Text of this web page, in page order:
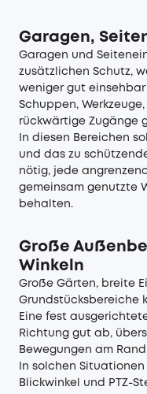
Garagen,
Garagen und
zusätzlichen Schutz,
weniger gut
Schuppen,
rückwärtige Zugänge
In diesen Bereichen
und das zu
nötig, jede
gemeinsam genutzte
behalten.
Große
Winkeln
Große Gärten, breite
Grundstücksbereiche
Eine fest
Richtung gut ab,
Bewegungen am
In solchen
Blickwinkel und PTZ-